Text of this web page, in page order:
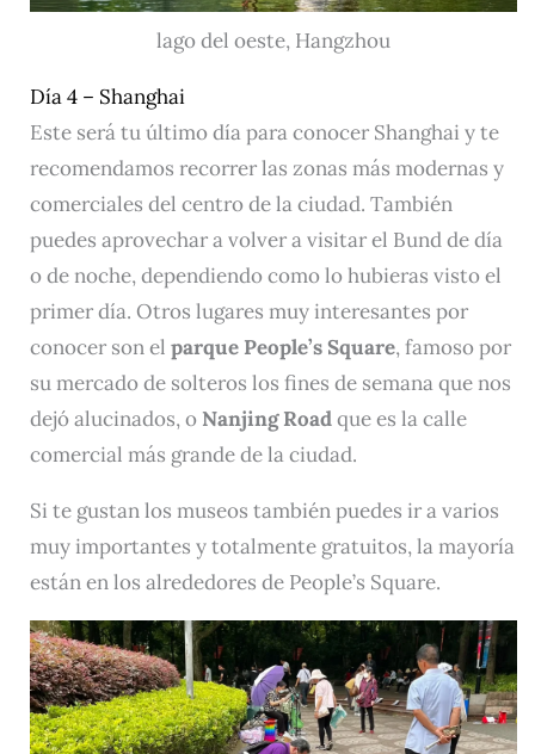
lago del oeste, Hangzhou
Día 4 – Shanghai
Este será tu último día para conocer Shanghai y te
recomendamos recorrer las zonas más modernas y
comerciales del centro de la ciudad. También
puedes aprovechar a volver a visitar el Bund de día
o de noche, dependiendo como lo hubieras visto el
primer día. Otros lugares muy interesantes por
conocer son el parque People’s Square, famoso por
su mercado de solteros los fines de semana que nos
dejó alucinados, o Nanjing Roadque es la calle
comercial más grande de la ciudad.
Si te gustan los museos también puedes ir a varios
muy importantes y totalmente gratuitos, la mayoría
están en los alrededores de People’s Square.